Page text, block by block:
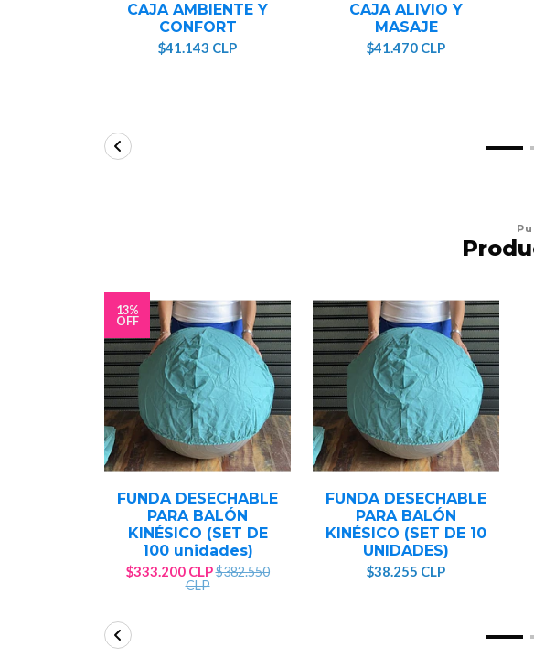
CAJA AMBIENTE Y
CONFORT
$41.143 CLP
CAJA ALIVIO Y
MASAJE
$41.470 CLP
13%
OFF
FUNDA DESECHABLE
PARA BALÓN
KINÉSICO (SET DE
100 unidades)
$333.200 CLP$382.550
CLP
FUNDA DESECHABLE
PARA BALÓN
KINÉSICO (SET DE 10
UNIDADES)
$38.255 CLP